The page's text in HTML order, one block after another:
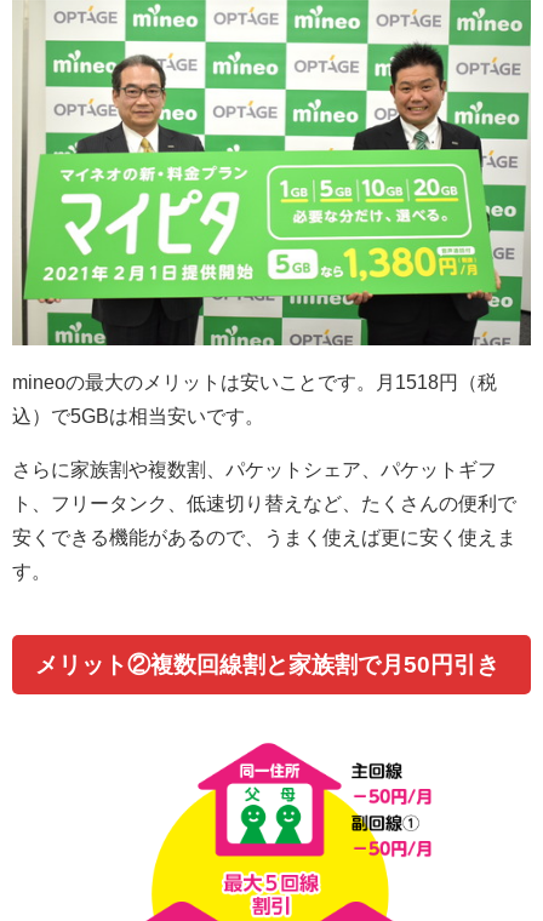
mineoの最大のメリットは安いことです。
月1518円（税
込）で5GBは相当安いです。
さらに家族割や複数割、パケットシェア、パケットギフ
ト、フリータンク、低速切り替えなど、たくさんの便利で
安くできる機能があるので、うまく使えば更に安く使えま
す。
メリット②複数回線割と家族割で月50円引き